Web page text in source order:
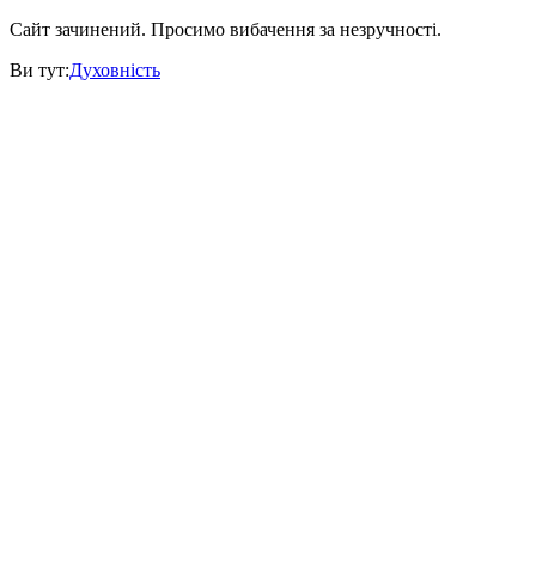
Сайт зачинений. Просимо вибачення за незручності.
Ви тут:Духовність